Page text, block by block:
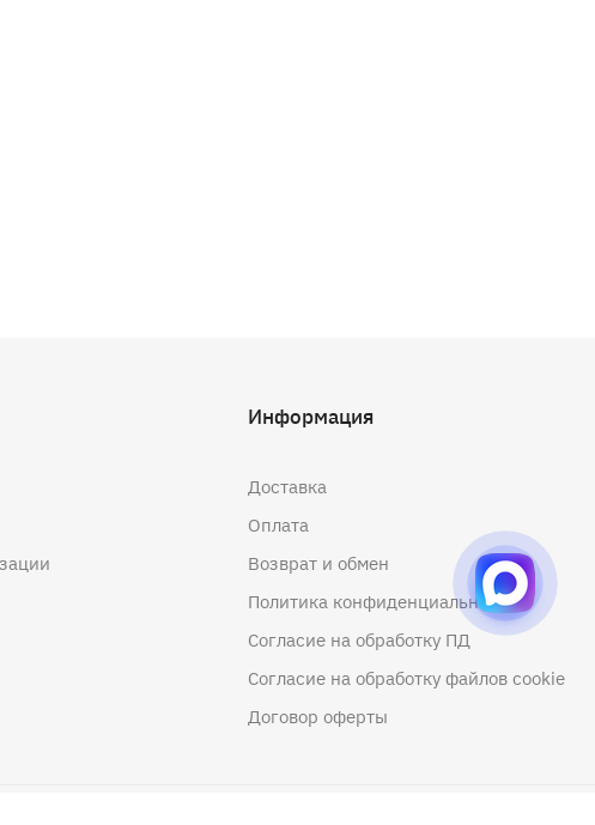
Информация
Доставка
Оплата
Возврат и обмен
Политика конфиденциальности
Согласие на обработку ПД
Согласие на обработку файлов cookie
Договор оферты